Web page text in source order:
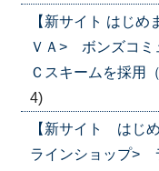
【新サイト はじ
ＶＡ> ボンズコミ
Ｃスキームを採用
4)
【新サイト はじ
ラインショップ>